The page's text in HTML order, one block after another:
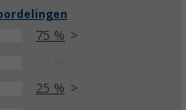
75 %
25 %